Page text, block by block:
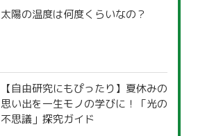
太陽の温度は何度くらいなの？
【自由研究にもぴったり】夏休みの
思い出を一生モノの学びに！「光の
不思議」探究ガイド